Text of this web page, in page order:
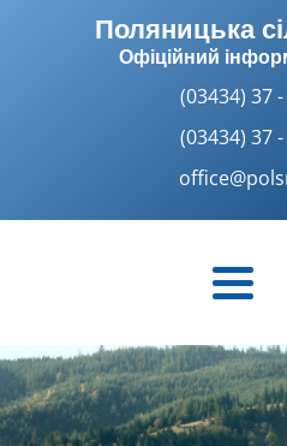
Поляницька
Офіційний
(03434) 37
(03434) 37